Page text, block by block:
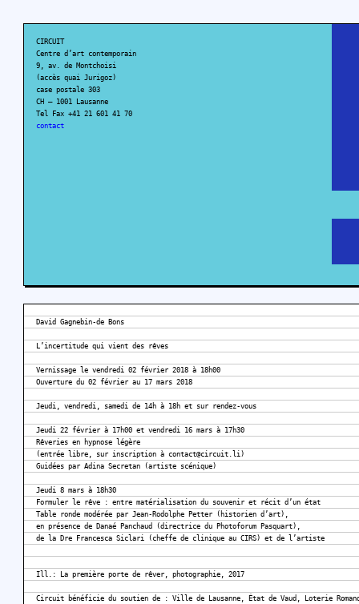
CIRCUIT
Centre d’art contemporain
9, av. de Montchoisi
(accès quai Jurigoz)
case postale 303
CH – 1001 Lausanne
Tel Fax +41 21 601 41 70
contact
David Gagnebin-de Bons
L’incertitude qui vient des rêves
Vernissage le vendredi 02 février 2018 à 18h00
Ouverture du 02 février au 17 mars 2018
Jeudi, vendredi, samedi de 14h à 18h et sur rendez-vous
Jeudi 22 février à 17h00 et vendredi 16 mars à 17h30
Rêveries en hypnose légère
(entrée libre, sur inscription à contact@circuit.li)
Guidées par Adina Secretan (artiste scénique)
Jeudi 8 mars à 18h30
Formuler le rêve : entre matérialisation du souvenir et récit d’un état
Table ronde modérée par Jean-Rodolphe Petter (historien d’art),
en présence de Danaé Panchaud (directrice du Photoforum Pasquart),
de la Dre Francesca Siclari (cheffe de clinique au CIRS) et de l’artiste
Ill.: La première porte de rêver, photographie, 2017
Circuit bénéficie du soutien de : Ville de Lausanne, État de Vaud, Loterie